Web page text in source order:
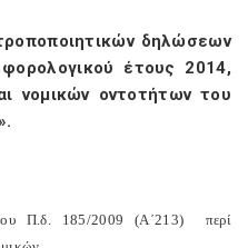
δηλώσεων
έτους 2014,
νομικών οντοτήτων του
Π.δ. 185/2009 (Α΄213)
περί